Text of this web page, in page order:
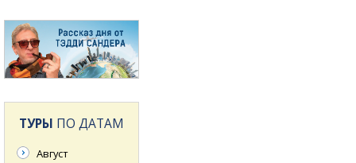
ТУРЫ ПО ДАТАМ
Август